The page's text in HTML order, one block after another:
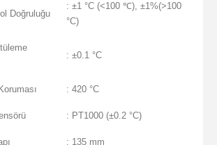
Doğruluğu
: ±1 °C (<100 ℃), ±1%(>100
°C)
: ±0.1 °C
: 420 °C
: PT1000 (±0.2 °C)
: 135 mm